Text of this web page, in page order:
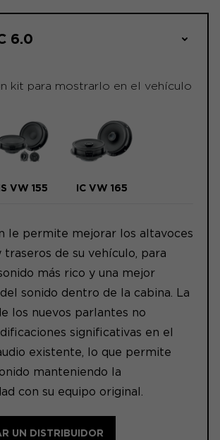
6.0
kit para mostrarlo en el vehículo
VW 155 IC VW 165
le permite mejorar los altavoces
traseros de su vehículo, para
más rico y una mejor
sonido dentro de la cabina. La
los nuevos parlantes no
significativas en el
existente, lo que permite
manteniendo la
con su equipo original.
UN DISTRIBUIDOR